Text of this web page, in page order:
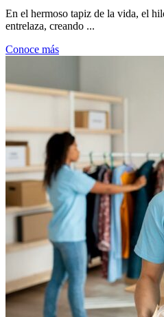
En el hermoso tapiz de la vida, el
entrelaza, creando ...
Conoce más